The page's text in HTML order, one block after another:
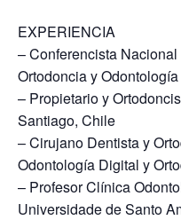
EXPERIENCIA
– Conferencista
Ortodoncia y
– Propietario y
Santiago, Chile
– Cirujano Dentista y
Odontología Digital y
– Profesor Clínica
Universidade de Santo